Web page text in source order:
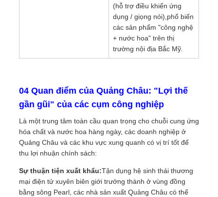
(hỗ trợ điều khiển ứng
dụng / giọng nói),phổ biến
các sản phẩm "công nghệ
+ nước hoa" trên thị
trường nội địa Bắc Mỹ.
04 Quan điểm của Quảng Châu: "Lợi thế
gần gũi" của các cụm công nghiệp
Là một trung tâm toàn cầu quan trọng cho chuỗi cung ứng
hóa chất và nước hoa hàng ngày, các doanh nghiệp ở
Quảng Châu và các khu vực xung quanh có vị trí tốt để
thu lợi nhuận chính sách:
Sự thuận tiện xuất khẩu:Tận dụng hệ sinh thái thương
mại điện tử xuyên biên giới trưởng thành ở vùng đồng
bằng sông Pearl, các nhà sản xuất Quảng Châu có thể